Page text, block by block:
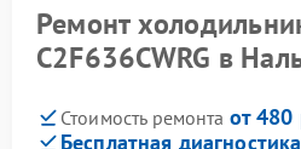
Ремонт
C2F636CWRG в
Стоимость ремонта от 480
Бесплатная диагностика